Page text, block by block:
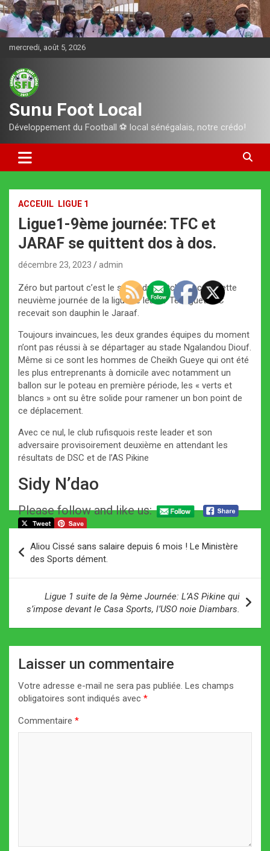
Aller
au
contenu
mercredi, août 5, 2026
Sunu Foot Local
Développement du Football ⚽️ local sénégalais, notre crédo!
ACCEUIL LIGUE 1
Ligue1-9ème journée: TFC et
JARAF se quittent dos à dos.
décembre 23, 2023 admin
Zéro but partout c’est le score du match choc de cette
neuvième journée de la ligue, le leader Teungueth FC
recevait son dauphin le Jaraaf.
Toujours invaincues, les deux grandes équipes du moment
n’ont pas réussi à se départager au stade Ngalandou Diouf.
Même si ce sont les hommes de Cheikh Gueye qui ont été
les plus entreprenants à domicile avec notamment un
ballon sur le poteau en première période, les « verts et
blancs » ont su être solide pour ramener un bon point de
ce déplacement.
Avec ce nul, le club rufisquois reste leader et son
adversaire provisoirement deuxième en attendant les
résultats de DSC et de l’AS Pikine
Sidy N’dao
Please follow and like us:
de
l’article
Aliou Cissé sans salaire depuis 6 mois ! Le Ministère
des Sports dément.
Ligue 1 suite de la 9ème Journée: L’AS Pikine qui
s’impose devant le Casa Sports, l’USO noie Diambars.
Laisser un commentaire
Votre adresse e-mail ne sera pas publiée. Les champs
obligatoires sont indiqués avec *
Commentaire *